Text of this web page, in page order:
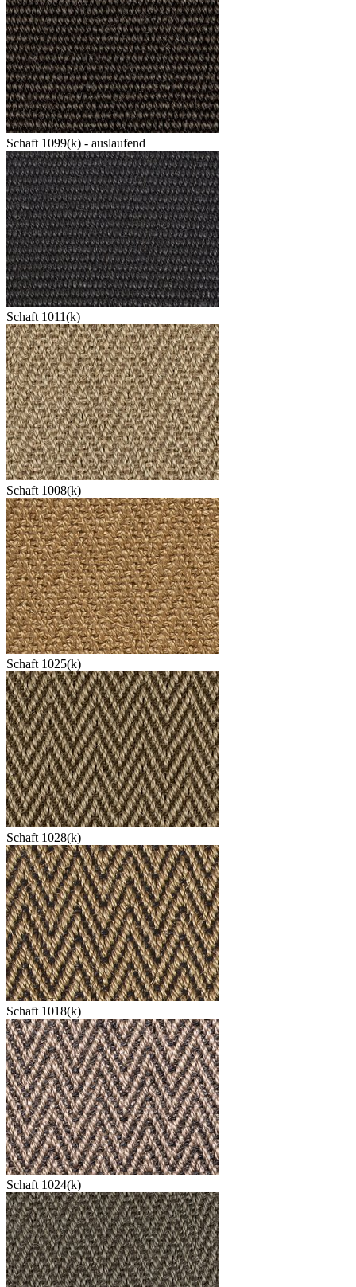
Schaft 1099(k) - auslaufend
Schaft 1011(k)
Schaft 1008(k)
Schaft 1025(k)
Schaft 1028(k)
Schaft 1018(k)
Schaft 1024(k)